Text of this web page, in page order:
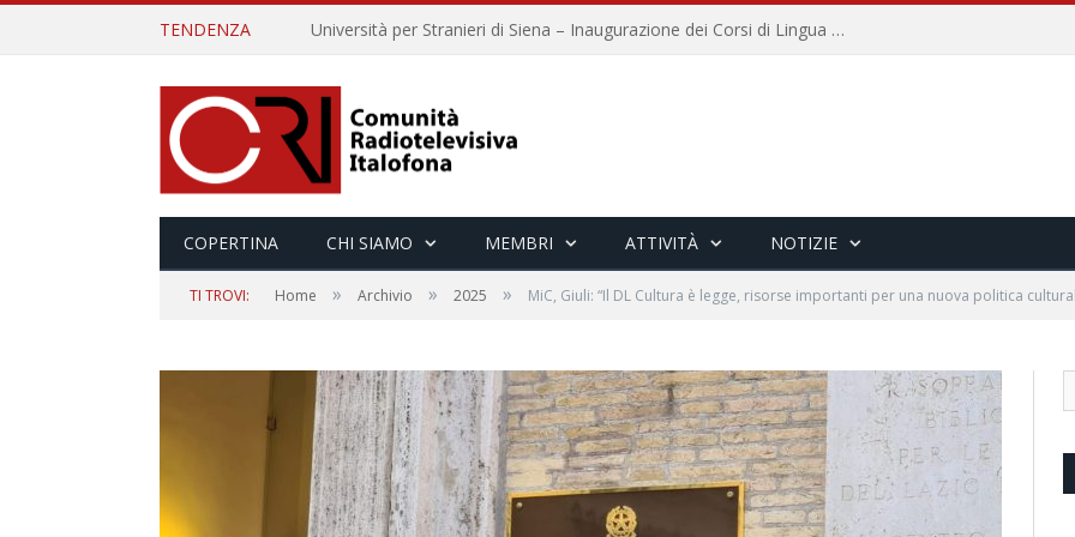
TENDENZA Università per Stranieri di Siena – Inaugurazione dei Corsi di Lingua e Cultura Italiana, 109a annata
COPERTINA CHI SIAMO MEMBRI ATTIVITÀ NOTIZIE
TI TROVI: Home » Archivio » 2025 » MiC, Giuli: “Il DL Cultura è legge, risorse importanti per una nuova politica